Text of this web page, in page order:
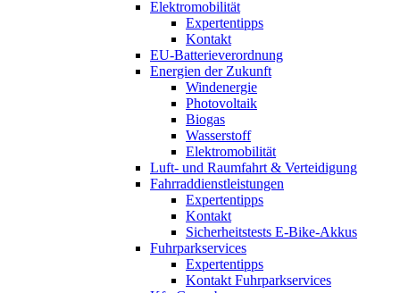
Elektromobilität
Expertentipps
Kontakt
EU-Batterieverordnung
Energien der Zukunft
Windenergie
Photovoltaik
Biogas
Wasserstoff
Elektromobilität
Luft- und Raumfahrt & Verteidigung
Fahrraddienstleistungen
Expertentipps
Kontakt
Sicherheitstests E-Bike-Akkus
Fuhrparkservices
Expertentipps
Kontakt Fuhrparkservices